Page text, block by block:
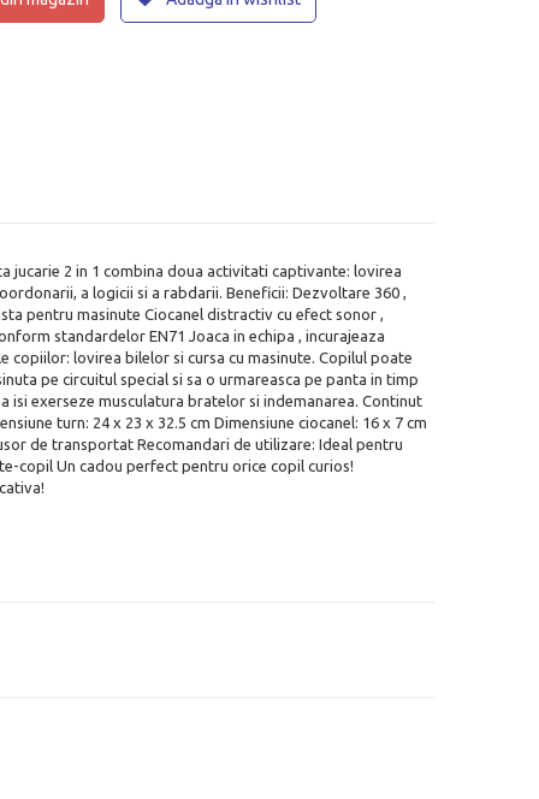
jucarie 2 in 1 combina doua activitati captivante: lovirea
a logicii si a rabdarii. Beneficii: Dezvoltare 360 ,
pentru masinute Ciocanel distractiv cu efect sonor ,
standardelor EN71 Joaca in echipa , incurajeaza
lovirea bilelor si cursa cu masinute. Copilul poate
pe circuitul special si sa o urmareasca pe panta in timp
isi exerseze musculatura bratelor si indemanarea. Continut
turn: 24 x 23 x 32.5 cm Dimensiune ciocanel: 16 x 7 cm
de transportat Recomandari de utilizare: Ideal pentru
copil Un cadou perfect pentru orice copil curios!